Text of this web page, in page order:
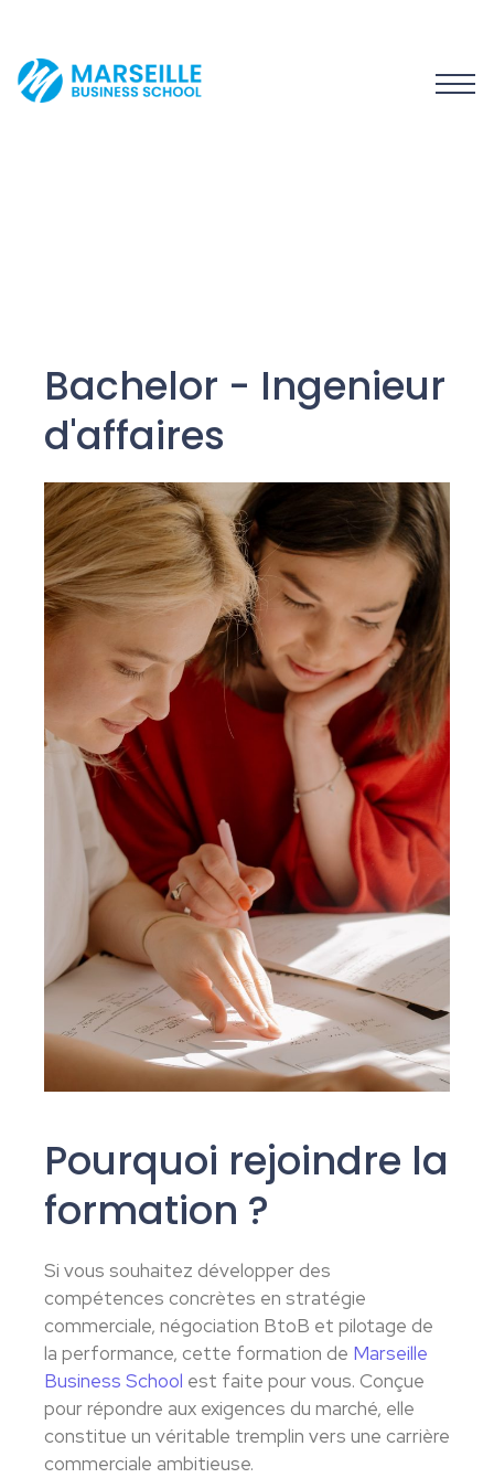
Bachelor - Ingenieur
d'affaires
Pourquoi rejoindre la
formation ?
Si vous souhaitez développer des
compétences concrètes en stratégie
commerciale, négociation BtoB et pilotage de
la performance, cette formation de Marseille
Business School est faite pour vous. Conçue
pour répondre aux exigences du marché, elle
constitue un véritable tremplin vers une carrière
commerciale ambitieuse.